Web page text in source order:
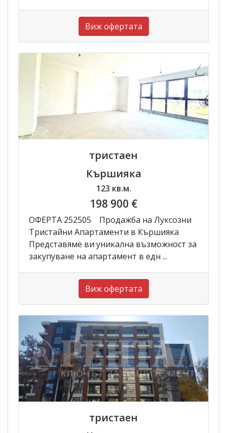
Виж офертата
тристаен
Кършияка
123 кв.м.
198 900 €
ОФЕРТА 252505 Продажба на Луксозни
Тристайни Апартаменти в Кършияка
Представяме ви уникална възможност за
закупуване на апартамент в едн ...
Виж офертата
тристаен